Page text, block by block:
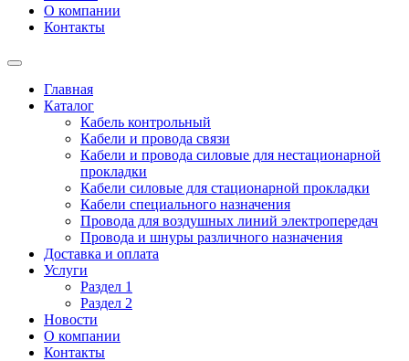
О компании
Контакты
Главная
Каталог
Кабель контрольный
Кабели и провода связи
Кабели и провода силовые для нестационарной
прокладки
Кабели силовые для стационарной прокладки
Кабели специального назначения
Провода для воздушных линий электропередач
Провода и шнуры различного назначения
Доставка и оплата
Услуги
Раздел 1
Раздел 2
Новости
О компании
Контакты